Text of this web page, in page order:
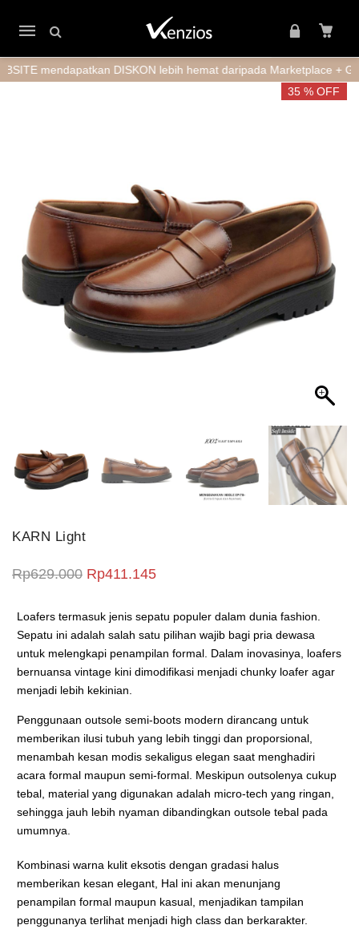
Mobile
navigation
mendapatkan DISKON lebih hemat daripada Marketplace +
35 % OFF
KARN Light
Rp629.000 Harga aslinya adalah: Rp629.000.
Rp411.145Harga saat ini adalah:
Loafers termasuk jenis sepatu populer dalam dunia fashion.
Sepatu ini adalah salah satu pilihan wajib bagi pria dewasa
untuk melengkapi penampilan formal. Dalam inovasinya, loafers
bernuansa vintage kini dimodifikasi menjadi chunky loafer agar
menjadi lebih kekinian.
Penggunaan outsole semi-boots modern dirancang untuk
memberikan ilusi tubuh yang lebih tinggi dan proporsional,
menambah kesan modis sekaligus elegan saat menghadiri
acara formal maupun semi-formal. Meskipun outsolenya cukup
tebal, material yang digunakan adalah micro-tech yang ringan,
sehingga jauh lebih nyaman dibandingkan outsole tebal pada
umumnya.
Kombinasi warna kulit eksotis dengan gradasi halus
memberikan kesan elegant, Hal ini akan menunjang
penampilan formal maupun kasual, menjadikan tampilan
penggunanya terlihat menjadi high class dan berkarakter.